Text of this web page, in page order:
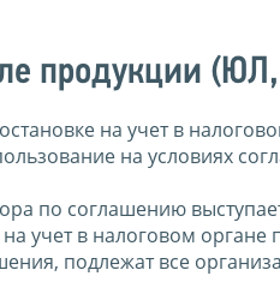
продукции
на учет в
на условиях
по соглашению
учет в налоговом
подлежат все